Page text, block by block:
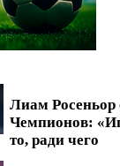
Лиам Росеньор
Чемпионов:
то, ради чего